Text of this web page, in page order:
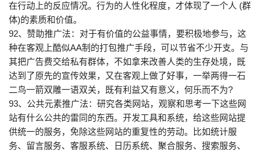
在行动上的反应情况。行为的人性化程度，才体现了一个人 (群
体)的素质和价值。
92、赞助推广法：对于有价值的公益事情，要积极地参与，这
种在客观上酷似AA制的打包推广手段，可以节省不少开支。与
其把广告费交给私有群体，不如拿来改善人类的生存处境，既
达到了原先的宣传效果，又在客观上做了好事，一举两得一石
二鸟一箭双雕一语双关，既有利益又有意义，何乐而不为?
93、公共元素推广法：研究各类网站，观察和思考一下这些网
站有什么公共的雷同的东西。开发工具和系统，给这些网站提
供统一的服务，免除这些网站的重复性的劳动。比如统计服
务、留言服务、客服系统、日历系统、聚合服务、搜索服务、